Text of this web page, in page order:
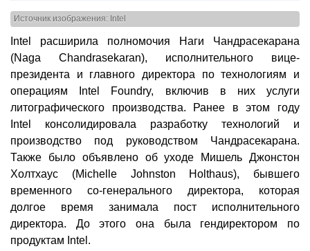
Источник изображения: Intel
Intel расширила полномочия Наги Чандрасекарана
(Naga Chandrasekaran), исполнительного вице-
президента и главного директора по технологиям и
операциям Intel Foundry, включив в них услуги
литографического производства. Ранее в этом году
Intel консолидировала разработку технологий и
производство под руководством Чандрасекарана.
Также было объявлено об уходе Мишель Джонстон
Холтхаус (Michelle Johnston Holthaus), бывшего
временного со-генерального директора, которая
долгое время занимала пост исполнительного
директора. До этого она была гендиректором по
продуктам Intel.